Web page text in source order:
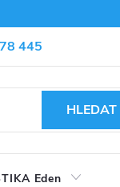
445Ochrana údajů
HLEDAT
Eden